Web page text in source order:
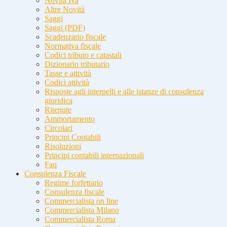
Altre Novità
Saggi
Saggi (PDF)
Scadenzario fiscale
Normativa fiscale
Codici tributo e catastali
Dizionario tributario
Tasse e attività
Codici attività
Risposte agli interpelli e alle istanze di consulenza
giuridica
Ritenute
Ammortamento
Circolari
Principi Contabili
Risoluzioni
Principi contabili internazionali
Faq
Consulenza Fiscale
Regime forfettario
Consulenza fiscale
Commercialista on line
Commercialista Milano
Commercialista Roma